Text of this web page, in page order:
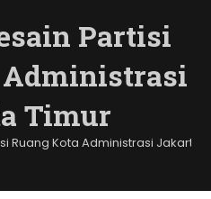
Partisi
Administrasi
Timur
Ruang Kota Administrasi Jakarta